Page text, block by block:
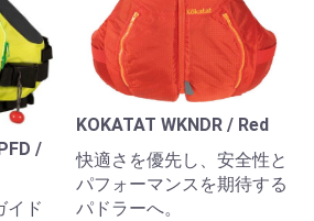
/
イド
KOKATAT WKNDR / Red
快適さを優先し、安全性と
パフォーマンスを期待する
パドラーへ。